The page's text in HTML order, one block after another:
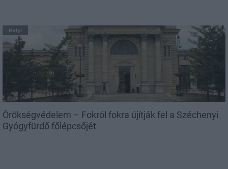
Helyi
Örökségvédelem – Fokról fokra újítják fel a Széchenyi
Gyógyfürdő főlépcsőjét